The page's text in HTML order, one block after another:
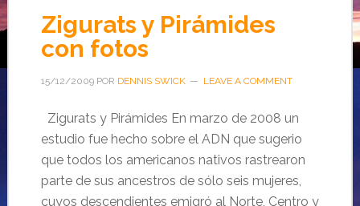
Zigurats y Pirámides
con fotos
15/12/2009POR DENNIS SWICK LEAVE A COMMENT
Zigurats y Pirámides En marzo de 2008 un
estudio fue hecho sobre el ADN que sugerio
que todos los americanos nativos rastrearon
parte de sus ancestros de sólo seis mujeres,
cuyos descendientes emigró al Norte, Centro y